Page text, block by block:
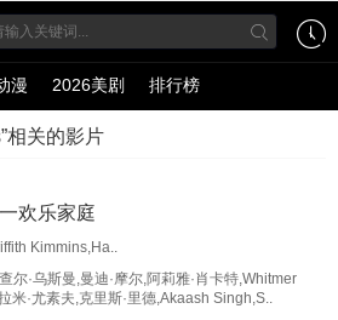
漫 2026美剧 排行榜
相关的影片
欢乐家庭
Kimmins,Ha..
尔·乌斯曼,曼迪·摩尔,阿莉雅·肖卡特,Whitmer
米·尤素夫,克里斯·里德,Akaash Singh,S..